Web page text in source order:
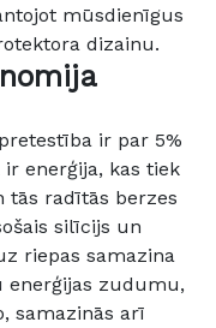
mūsdienīgus
dizainu.
ir par 5%
enerģija, kas tiek
tās radītās berzes
silīcijs un
riepas samazina
zudumu,
samazinās arī